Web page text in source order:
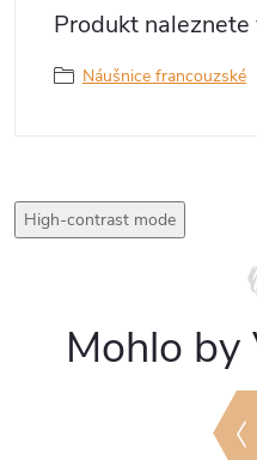
Produkt
Náušnice francouzské
High-contrast mode
Mohlo by